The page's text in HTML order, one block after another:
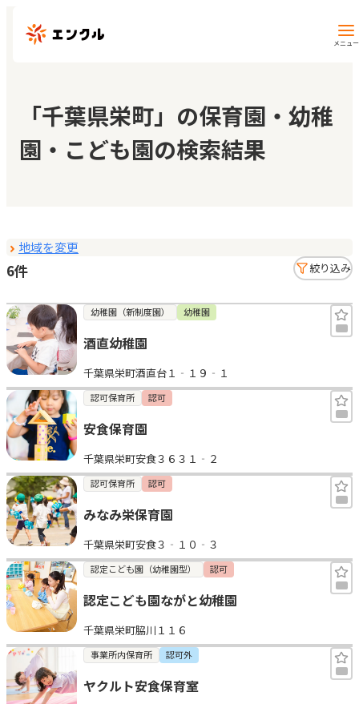
メニュー
保育園・幼稚園を探す
地図から探す
マイページ
お気に入り
見学日記
メッセージ
おすすめの園
エンクルの特徴と活用方法
コラム
お知らせ
「千葉県栄町」の保育園・幼稚
園・こども園の検索結果
地域を変更
6件 絞り込み
幼稚園（新制度園） 幼稚園
酒直幼稚園
千葉県栄町酒直台１‐１９‐１
認可保育所 認可
安食保育園
千葉県栄町安食３６３１‐２
認可保育所 認可
みなみ栄保育園
千葉県栄町安食３‐１０‐３
認定こども園（幼稚園型） 認可
認定こども園ながと幼稚園
千葉県栄町脇川１１６
事業所内保育所 認可外
ヤクルト安食保育室